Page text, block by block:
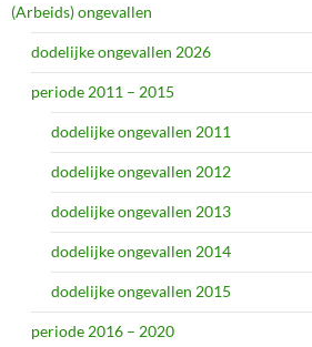
(Arbeids) ongevallen
dodelijke ongevallen 2026
periode 2011 – 2015
dodelijke ongevallen 2011
dodelijke ongevallen 2012
dodelijke ongevallen 2013
dodelijke ongevallen 2014
dodelijke ongevallen 2015
periode 2016 – 2020